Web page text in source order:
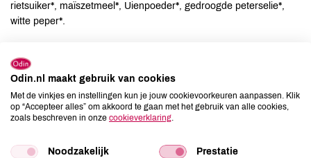
rietsuiker*, maïszetmeel*, Uienpoeder*, gedroogde peterselie*,
witte peper*.
Allergenen
Aardnoten
niet aanwezig
Ei
niet aanwezig
Gluten
kan bevatten
Odin.nl maakt gebruik van cookies
Met de vinkjes en instellingen kun je jouw cookievoorkeuren aanpassen. Klik
op “Accepteer alles” om akkoord te gaan met het gebruik van alle cookies,
zoals beschreven in onze cookieverklaring
Noodzakelijk Prestatie